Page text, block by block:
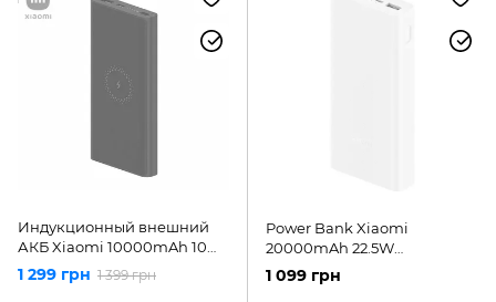
Индукционный внешний
АКБ Xiaomi 10000mAh 10W
/ 22W Original
1 299 грн 1 399 грн
Power Bank Xiaomi
20000mAh 22.5W
(PB2022ZM)
1 099 грн